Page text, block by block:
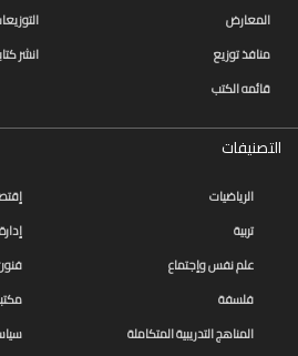
المعارض
منافذ توزيع
انشر
قائمه الكتب
التصنيفات
الرياضيات
تربية
علم نفس وإجتماع
فلسفة
المناهج التدريبية المتكاملة